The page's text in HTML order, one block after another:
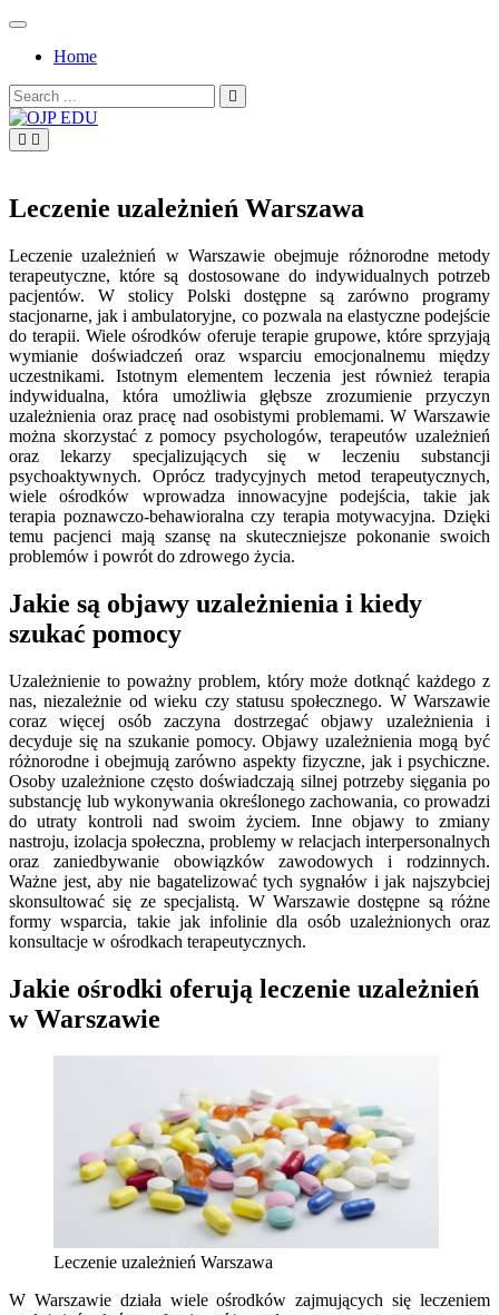
Skip
contentHome
Search
for:
Leczenie uzależnień Warszawa
Leczenie uzależnień w Warszawie obejmuje różnorodne metody
terapeutyczne, które są dostosowane do indywidualnych potrzeb
pacjentów. W stolicy Polski dostępne są zarówno programy
stacjonarne, jak i ambulatoryjne, co pozwala na elastyczne podejście
do terapii. Wiele ośrodków oferuje terapie grupowe, które sprzyjają
wymianie doświadczeń oraz wsparciu emocjonalnemu między
uczestnikami. Istotnym elementem leczenia jest również terapia
indywidualna, która umożliwia głębsze zrozumienie przyczyn
uzależnienia oraz pracę nad osobistymi problemami. W Warszawie
można skorzystać z pomocy psychologów, terapeutów uzależnień
oraz lekarzy specjalizujących się w leczeniu substancji
psychoaktywnych. Oprócz tradycyjnych metod terapeutycznych,
wiele ośrodków wprowadza innowacyjne podejścia, takie jak
terapia poznawczo-behawioralna czy terapia motywacyjna. Dzięki
temu pacjenci mają szansę na skuteczniejsze pokonanie swoich
problemów i powrót do zdrowego życia.
Jakie są objawy uzależnienia i kiedy
szukać pomocy
Uzależnienie to poważny problem, który może dotknąć każdego z
nas, niezależnie od wieku czy statusu społecznego. W Warszawie
coraz więcej osób zaczyna dostrzegać objawy uzależnienia i
decyduje się na szukanie pomocy. Objawy uzależnienia mogą być
różnorodne i obejmują zarówno aspekty fizyczne, jak i psychiczne.
Osoby uzależnione często doświadczają silnej potrzeby sięgania po
substancję lub wykonywania określonego zachowania, co prowadzi
do utraty kontroli nad swoim życiem. Inne objawy to zmiany
nastroju, izolacja społeczna, problemy w relacjach interpersonalnych
oraz zaniedbywanie obowiązków zawodowych i rodzinnych.
Ważne jest, aby nie bagatelizować tych sygnałów i jak najszybciej
skonsultować się ze specjalistą. W Warszawie dostępne są różne
formy wsparcia, takie jak infolinie dla osób uzależnionych oraz
konsultacje w ośrodkach terapeutycznych.
Jakie ośrodki oferują leczenie uzależnień
w Warszawie
Leczenie uzależnień Warszawa
W Warszawie działa wiele ośrodków zajmujących się leczeniem